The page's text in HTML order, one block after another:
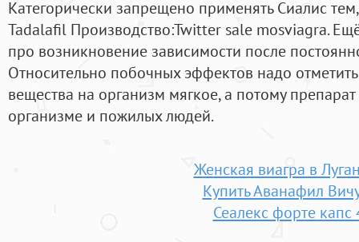
Категорически запрещено применять Сиалис
Tadalafil Производство:Twitter sale mosviagra.
про возникновение зависимости после
Относительно побочных эффектов надо отметить
вещества на организм мягкое, а потому
организме и пожилых людей.
Женская виагра в
Купить Аванафил
Сеалекс форте капс